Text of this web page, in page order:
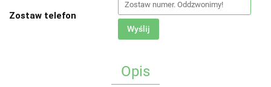
Zostaw telefon
Wyślij
Opis